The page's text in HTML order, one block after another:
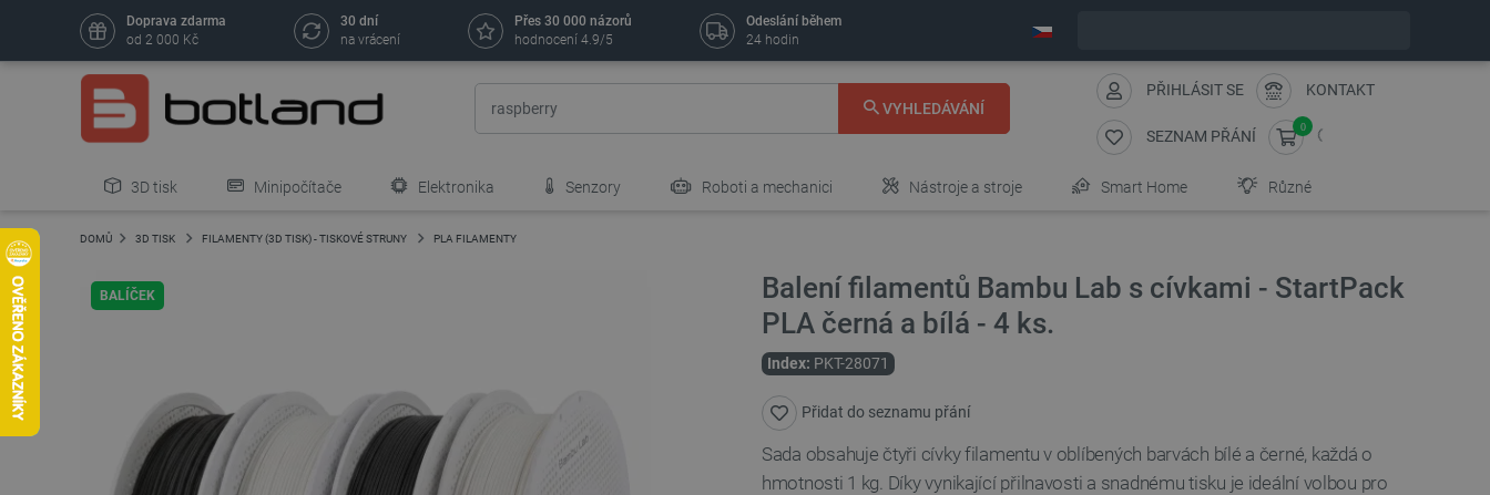
Doprava zdarma
od 2 000 Kč
30 dní
na vrácení
Přes 30 000 názorů
hodnocení 4.9/5
Odeslání během
24 hodin
VYHLEDÁVÁNÍ
PŘIHLÁSIT SE KONTAKT
SEZNAM PŘÁNÍ
0
3D tisk Minipočítače Elektronika Senzory Roboti a mechanici Nástroje a stroje Smart Home Různé
DOMŮ 3D TISK FILAMENTY (3D TISK) - TISKOVÉ STRUNY PLA FILAMENTY
BALÍČEK
Balení filamentů Bambu Lab s cívkami - StartPack
PLA černá a bílá - 4 ks.
Index: PKT-28071
Přidat do seznamu přání
Sada obsahuje čtyři cívky filamentu v oblíbených barvách bílé a černé, každá o
hmotnosti 1 kg. Díky vynikající přilnavosti a snadnému tisku je ideální volbou pro